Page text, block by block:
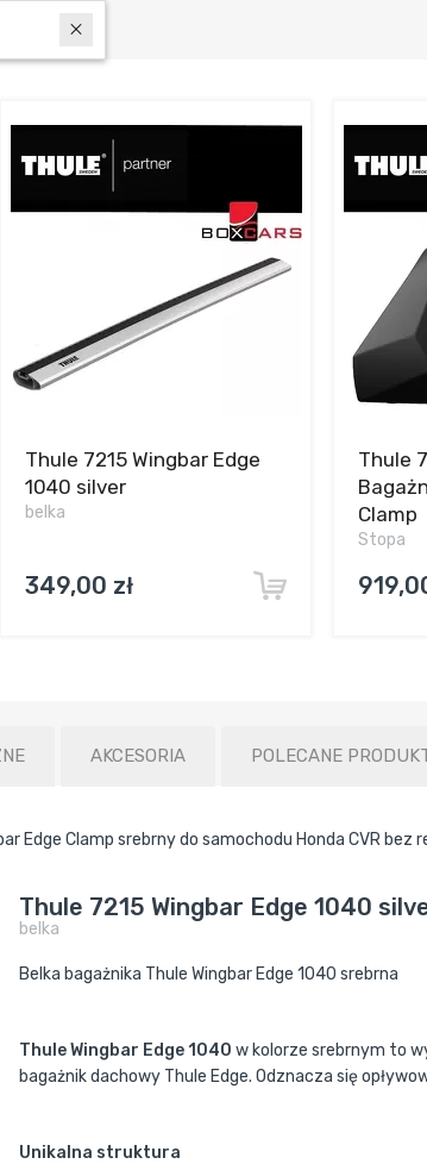
Thule 7215 Wingbar Edge
1040 silver
belka
349,00 zł
Thule
Clamp
Stopa
AKCESORIA POLECANE
Edge Clamp srebrny do samochodu Honda CVR bez
Thule 7215 Wingbar Edge 1040
belka
Belka bagażnika Thule Wingbar Edge 1040 srebrna
Thule Wingbar Edge 1040 w kolorze srebrnym to
bagażnik dachowy Thule Edge. Odznacza się
Unikalna struktura